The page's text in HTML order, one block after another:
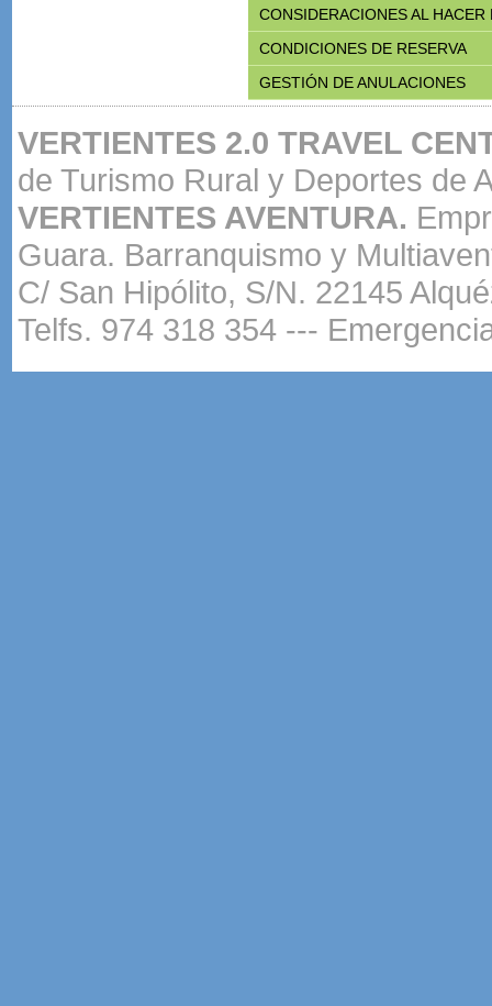
CONSIDERACIONES AL HACER
CONDICIONES DE RESERVA
GESTIÓN DE ANULACIONES
VERTIENTES 2.0 TRAVEL
de Turismo Rural y Deportes de
VERTIENTES AVENTURA.
Guara. Barranquismo y
C/ San Hipólito, S/N. 22145
Telfs. 974 318 354 ---